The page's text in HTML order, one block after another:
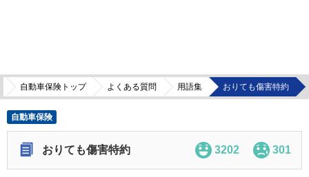
自動車保険トップ よくある質問 用語集 おりても傷害特約
自動車保険
おりても傷害特約 3202 301